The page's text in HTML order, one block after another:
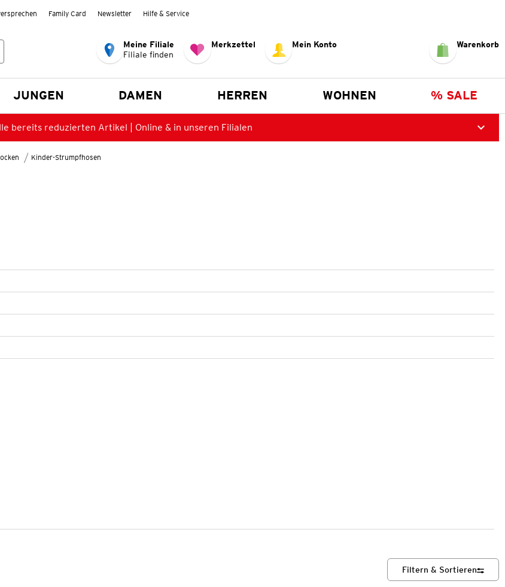
Family Card Newsletter Hilfe & Service
Meine Filiale
Filiale finden
Merkzettel Mein Konto Warenkorb
JUNGEN DAMEN HERREN WOHNEN % SALE
bereits reduzierten Artikel | Online & in unseren Filialen
Kinder-Strumpfhosen
Filtern & Sortieren